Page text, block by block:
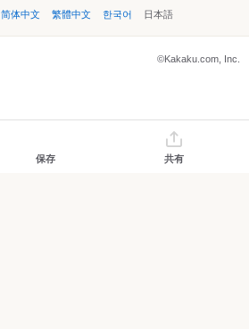
简体中文 繁體中文 한국어 日本語
©Kakaku.com, Inc.
保存 共有